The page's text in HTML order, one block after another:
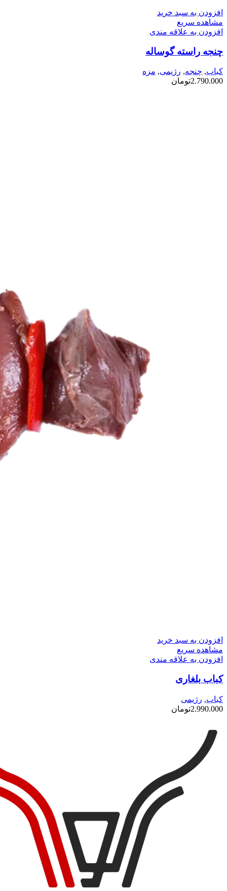
افزودن به سبد خرید
مشاهده سریع
افزودن به علاقه مندی
چنجه راسته گوساله
کباب, چنجه, رژیمی, مزه
2.790.000تومان
افزودن به سبد خرید
مشاهده سریع
افزودن به علاقه مندی
کباب بلغاری
کباب, رژیمی
2.990.000تومان